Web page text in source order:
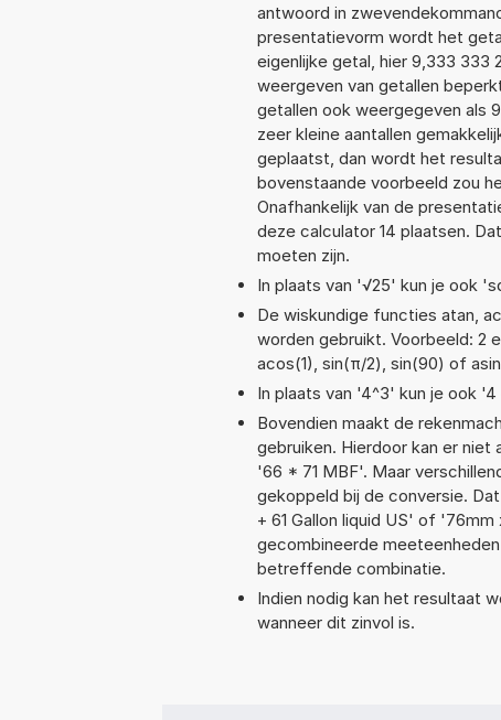
antwoord in
presentatievorm wordt het
eigenlijke getal, hier 9,333 333
weergeven van getallen
getallen ook weergegeven als
zeer kleine aantallen
geplaatst, dan wordt het
bovenstaande voorbeeld zou
Onafhankelijk van de
deze calculator 14 plaatsen.
moeten zijn.
In plaats van '√25' kun je ook
De wiskundige functies atan,
worden gebruikt. Voorbeeld: 2
acos(1), sin(π/2), sin(90) of
In plaats van '4^3' kun je ook
Bovendien maakt de
gebruiken. Hierdoor kan er
'66 * 71 MBF'. Maar
gekoppeld bij de conversie.
+ 61 Gallon liquid US' of
gecombineerde
betreffende combinatie.
Indien nodig kan het resultaat
wanneer dit zinvol is.